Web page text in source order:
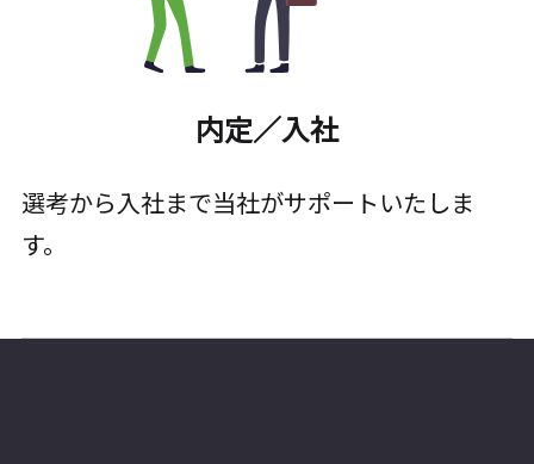
内定／入社
選考から入社まで当社がサポートいたしま
す。